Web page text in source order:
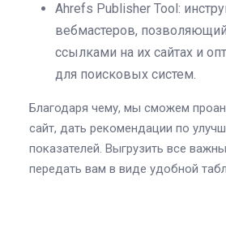
Ahrefs Publisher Tool:
вебмастеров,
ссылками на их сайтах и
для поисковых систем.
Благодаря чему, мы сможем
сайт, дать рекомендации по
показателей. Выгрузить все
передать вам в виде удобной